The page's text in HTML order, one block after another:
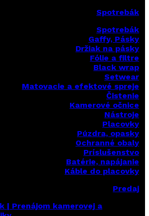
Spotrebák
Spotrebák
Gaffy, Pásky
Držiak na pásky
Fólie a filtre
Black wrap
Setwear
Matovacie a efektové spreje
Čistenie
Kamerové očnice
Nástroje
Placovky
Púzdra, opasky
Ochranné obaly
Príslušenstvo
Batérie, napájanie
Káble do placovky
Predaj